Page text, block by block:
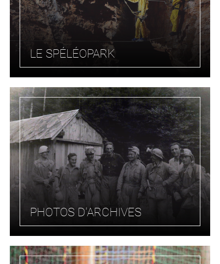
LE SPÉLÉOPARK
PHOTOS D'ARCHIVES